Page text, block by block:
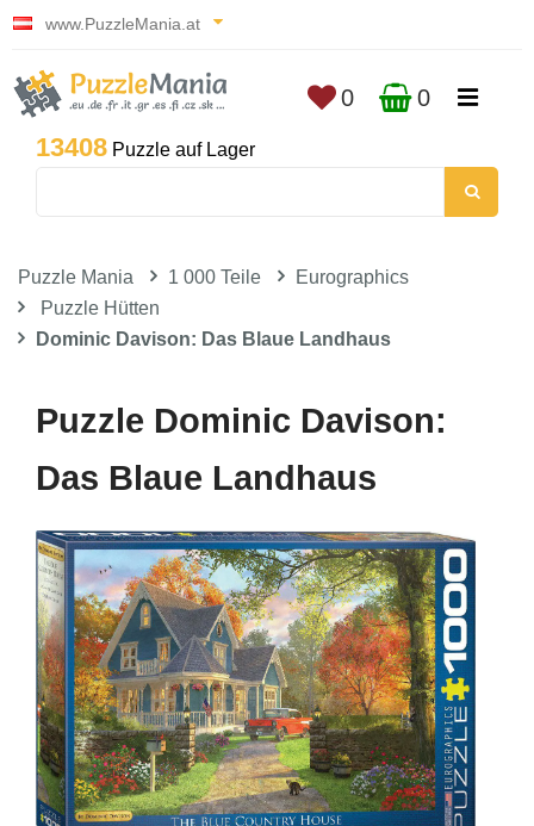
www.PuzzleMania.at
13408 Puzzle auf Lager
0 0
Puzzle Mania 1 000 Teile
Eurographics
Puzzle Hütten
Dominic Davison: Das Blaue Landhaus
Puzzle Dominic Davison:
Das Blaue Landhaus